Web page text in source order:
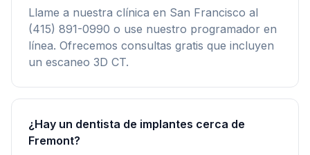
Llame a nuestra clínica en San Francisco al
(415) 891-0990 o use nuestro programador en
línea. Ofrecemos consultas gratis que incluyen
un escaneo 3D CT.
¿Hay un dentista de implantes cerca de
Fremont?